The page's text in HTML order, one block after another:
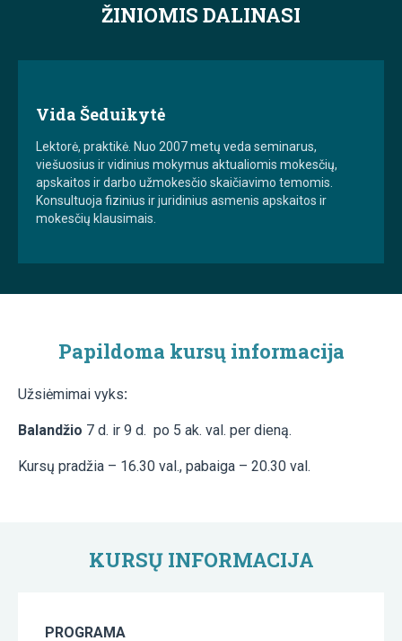
ŽINIOMIS DALINASI
Vida Šeduikytė
Lektorė, praktikė. Nuo 2007 metų veda seminarus,
viešuosius ir vidinius mokymus aktualiomis mokesčių,
apskaitos ir darbo užmokesčio skaičiavimo temomis.
Konsultuoja fizinius ir juridinius asmenis apskaitos ir
mokesčių klausimais.
Papildoma kursų informacija
Užsiėmimai vyks:
Balandžio 7 d. ir 9 d. po 5 ak. val. per dieną.
Kursų pradžia – 16.30 val., pabaiga – 20.30 val.
KURSŲ INFORMACIJA
PROGRAMA